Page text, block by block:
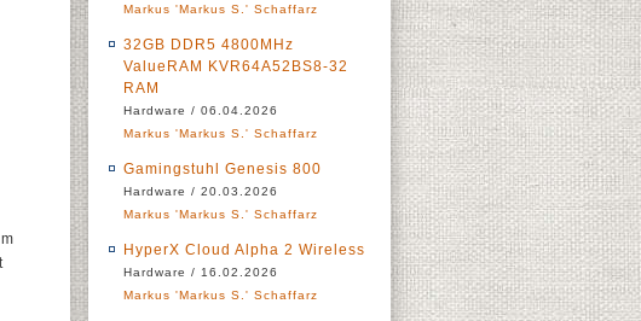
Markus 'Markus S.' Schaffarz
32GB DDR5 4800MHz
ValueRAM KVR64A52BS8-32
RAM
Hardware / 06.04.2026
Markus 'Markus S.' Schaffarz
Gamingstuhl Genesis 800
Hardware / 20.03.2026
Markus 'Markus S.' Schaffarz
HyperX Cloud Alpha 2 Wireless
Hardware / 16.02.2026
Markus 'Markus S.' Schaffarz